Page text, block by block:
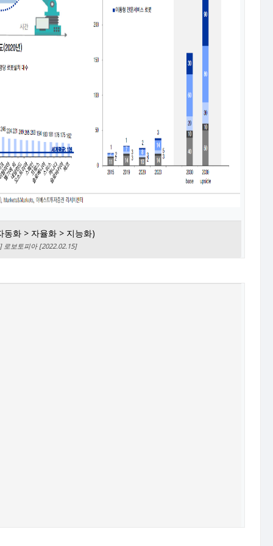
동화 > 자율화 > 지능화)
로보토피아 [2022.02.15]